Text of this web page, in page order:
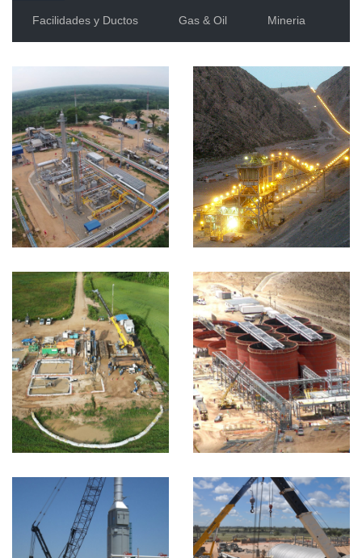
Facilidades y Ductos Gas & Oil Mineria
Proyecto
Gualcamayo
Gualcamayo
VIEW MORE
Planta
Minera San
Bartolomé
Planta Minera San
Bartolome
Módulos
Planta ITAU